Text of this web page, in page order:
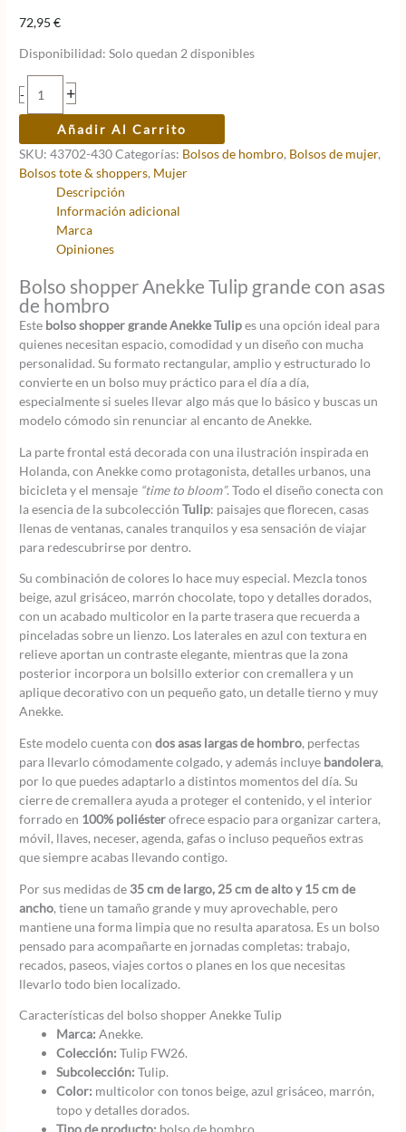
72,95€
Disponibilidad: Solo quedan 2 disponibles
-
shopper
grande
Anekke
Tulip
con
bandolera
cantidad
+
Añadir Al Carrito
SKU:43702-430Categorías: Bolsos de hombro, Bolsos de mujer,
Bolsos tote & shoppers, Mujer
Descripción
Información adicional
Marca
Opiniones
Bolso shopper Anekke Tulip grande con asas
de hombro
Este bolso shopper grande Anekke Tulipes una opción ideal para
quienes necesitan espacio, comodidad y un diseño con mucha
personalidad. Su formato rectangular, amplio y estructurado lo
convierte en un bolso muy práctico para el día a día,
especialmente si sueles llevar algo más que lo básico y buscas un
modelo cómodo sin renunciar al encanto de Anekke.
La parte frontal está decorada con una ilustración inspirada en
Holanda, con Anekke como protagonista, detalles urbanos, una
bicicleta y el mensaje “time to bloom”. Todo el diseño conecta con
la esencia de la subcolecciónTulip: paisajes que florecen, casas
llenas de ventanas, canales tranquilos y esa sensación de viajar
para redescubrirse por dentro.
Su combinación de colores lo hace muy especial. Mezcla tonos
beige, azul grisáceo, marrón chocolate, topo y detalles dorados,
con un acabado multicolor en la parte trasera que recuerda a
pinceladas sobre un lienzo. Los laterales en azul con textura en
relieve aportan un contraste elegante, mientras que la zona
posterior incorpora un bolsillo exterior con cremallera y un
aplique decorativo con un pequeño gato, un detalle tierno y muy
Anekke.
Este modelo cuenta condos asas largas de hombro, perfectas
para llevarlo cómodamente colgado, y además incluye bandolera,
por lo que puedes adaptarlo a distintos momentos del día. Su
cierre de cremallera ayuda a proteger el contenido, y el interior
forrado en 100% poliésterofrece espacio para organizar cartera,
móvil, llaves, neceser, agenda, gafas o incluso pequeños extras
que siempre acabas llevando contigo.
Por sus medidas de 35 cm de largo, 25 cm de alto y 15 cm de
ancho, tiene un tamaño grande y muy aprovechable, pero
mantiene una forma limpia que no resulta aparatosa. Es un bolso
pensado para acompañarte en jornadas completas: trabajo,
recados, paseos, viajes cortos o planes en los que necesitas
llevarlo todo bien localizado.
Características del bolso shopper Anekke Tulip
Marca: Anekke.
Colección: Tulip FW26.
Subcolección: Tulip.
Color: multicolor con tonos beige, azul grisáceo, marrón,
topo y detalles dorados.